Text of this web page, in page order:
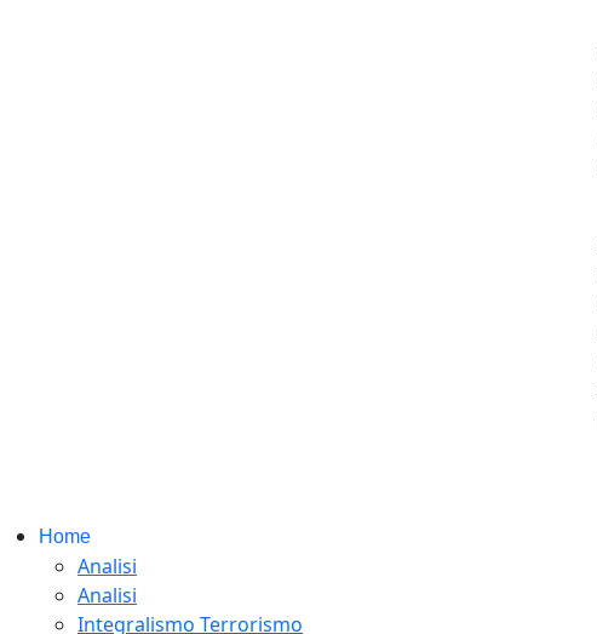
Home
Analisi
Analisi
Integralismo Terrorismo